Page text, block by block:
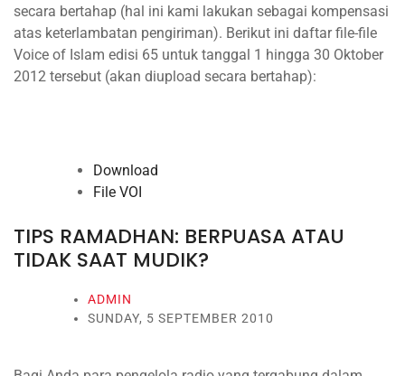
secara bertahap (hal ini kami lakukan sebagai kompensasi
atas keterlambatan pengiriman). Berikut ini daftar file-file
Voice of Islam edisi 65 untuk tanggal 1 hingga 30 Oktober
2012 tersebut (akan diupload secara bertahap):
Download
File VOI
TIPS RAMADHAN: BERPUASA ATAU
TIDAK SAAT MUDIK?
ADMIN
SUNDAY, 5 SEPTEMBER 2010